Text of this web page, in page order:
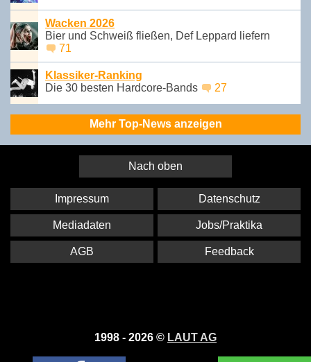
Wacken 2026
Bier und Schweiß fließen, Def Leppard liefern
71
Klassiker-Ranking
Die 30 besten Hardcore-Bands
27
Mehr Top-News anzeigen
Nach oben
1998 - 2026 © LAUT AG
Impressum Datenschutz
Mediadaten Jobs/Praktika
AGB Feedback